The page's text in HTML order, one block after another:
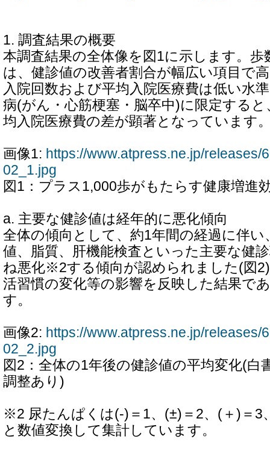
1. 調査結果の概要
本調査結果の全体像を図1に示します。歩
は、健診値の改善者割合が幅広い項目で
入院回数および平均入院医療費は低い水
病(がん・心筋梗塞・脳卒中)に限定する
均入院医療費の差が顕著となっています
画像1: https://www.atpress.ne.jp/releases/
02_1.jpg
図1：プラス1,000歩がもたらす健康増進
a. 主要な健診値は経年的に悪化傾向
全体の傾向として、約1年間の経過に伴い
値、脂質、肝機能検査といった主要な健
ね悪化※2する傾向が認められました(図
活習慣の変化等の影響を反映した結果で
す。
画像2: https://www.atpress.ne.jp/releases/
02_2.jpg
図2：全体の1年後の健診値の平均変化(白
調整あり)
※2 尿たんぱくは(-)＝1、(±)＝2、(＋)＝3
と数値変換して集計しています。